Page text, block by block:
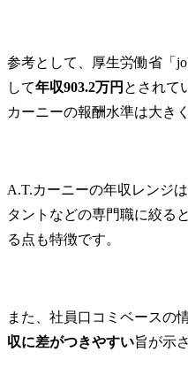
A.T.カーニーへの転職対策
自己分析・志望動機
面接対策
まとめ
FAQ
Q1.A.T.カーニーの年収は
参考として、厚生労働省「
して年収903.2万円 とされて
カーニーの報酬水準は大き
A.T.カーニーの年収レンジ
タントなどの専門職に絞ると
る点も特徴です。
また、社員口コミベースの
収に差がつきやすい旨が示